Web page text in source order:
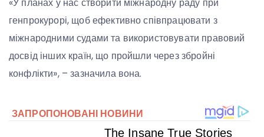
генпрокурорі, щоб ефективно співпрацювати з
міжнародними судами та використовувати правовий
досвід інших країн, що пройшли через збройні
конфлікти», – зазначила вона.